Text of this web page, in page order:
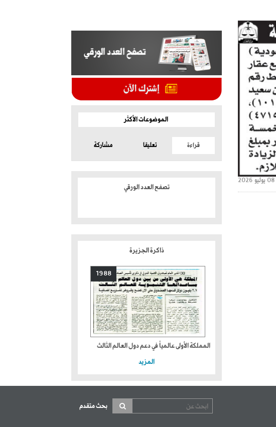
الموضوعات الأكثر
قراءة تعليقا مشاركة
تصفح العدد الورقي
ذاكرة الجزيرة
1988
المملكة الأولى عالمياً في دعم دول العالم الثالث
المزيد
بحث متقدم